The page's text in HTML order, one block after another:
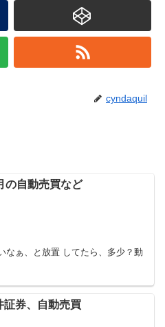
cyndaquil
の自動売買など
なぁ、と放置 してたら、多少？動
証券、自動売買